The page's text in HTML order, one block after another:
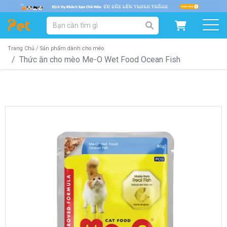
DANH MỤC SẢN PHẨM
SẢN PHẨM DÀNH CHO MÈO
Trang Chủ / Sản phẩm dành cho mèo
Thức ăn cho mèo Me-O Wet Food Ocean Fish